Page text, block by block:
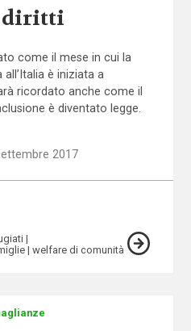
diritti
come il mese in cui la
è iniziata a
ricordato anche come il
è diventato legge.
2017
welfare di comunità